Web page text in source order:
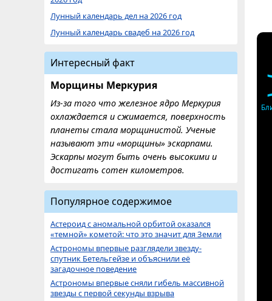
Лунный календарь дел на 2026 год
Лунный календарь свадеб на 2026 год
Интересный факт
Морщины Меркурия
Из-за того что железное ядро ​​Меркурия
охлаждается и сжимается, поверхность
планеты стала морщинистой. Ученые
называют эти «морщины» эскарпами.
Эскарпы могут быть очень высокими и
достигать сотен километров.
Популярное содержимое
Астероид с аномальной орбитой оказался
«темной» кометой: что это значит для Земли
Астрономы впервые разглядели звезду-
спутник Бетельгейзе и объяснили её
загадочное поведение
Астрономы впервые сняли гибель массивной
звезды с первой секунды взрыва